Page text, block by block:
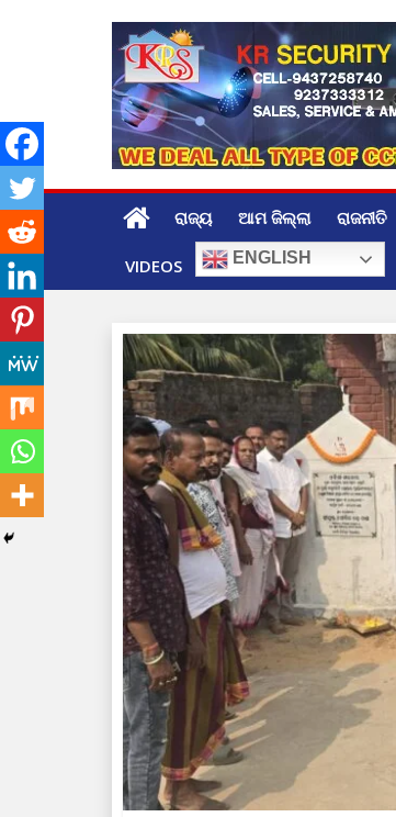
ରାଜ୍ୟ ଆମ ଜିଲ୍ଲା ରାଜନୀତି
VIDEOS ENGLISH